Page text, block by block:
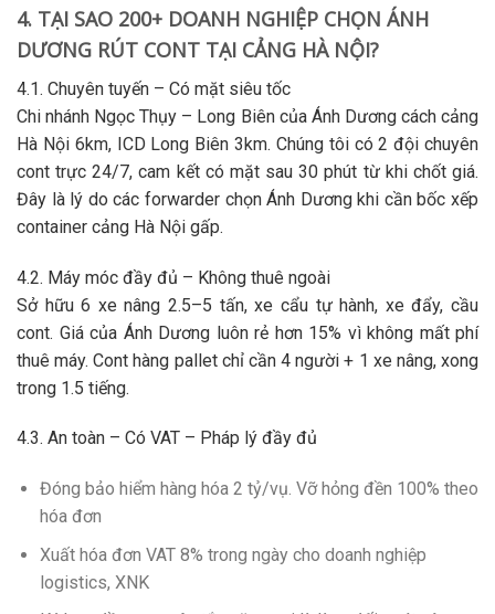
4. TẠI SAO 200+ DOANH NGHIỆP CHỌN ÁNH
DƯƠNG RÚT CONT TẠI CẢNG HÀ NỘI?
4.1. Chuyên tuyến – Có mặt siêu tốc
Chi nhánh Ngọc Thụy – Long Biêncủa Ánh Dương cáchcảng
Hà Nội 6km, ICD Long Biên 3km. Chúng tôi có 2 đội chuyên
cont trực 24/7, cam kết có mặt sau 30 phút từ khi chốt giá.
Đây là lý do các forwarder chọn Ánh Dương khi cầnbốc xếp
container cảng Hà Nội gấp.
4.2. Máy móc đầy đủ – Không thuê ngoài
Sở hữu 6 xe nâng 2.5–5 tấn, xe cẩu tự hành, xe đẩy, cầu
cont. Giá của Ánh Dương luôn rẻ hơn 15% vì không mất phí
thuê máy. Cont hàng pallet chỉ cần 4 người + 1 xe nâng, xong
trong 1.5 tiếng.
4.3. An toàn – Có VAT – Pháp lý đầy đủ
Đóng bảo hiểm hàng hóa 2 tỷ/vụ. Vỡ hỏng đền 100% theo
hóa đơn
Xuất hóa đơn VAT 8% trong ngày cho doanh nghiệp
logistics, XNK